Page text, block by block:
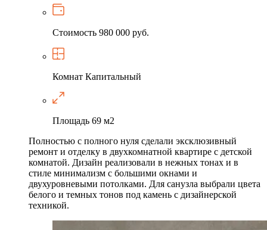
Стоимость 980 000 руб.
Комнат Капитальный
Площадь 69 м2
Полностью с полного нуля сделали эксклюзивный
ремонт и отделку в двухкомнатной квартире с детской
комнатой. Дизайн реализовали в нежных тонах и в
стиле минимализм с большими окнами и
двухуровневыми потолками. Для санузла выбрали цвета
белого и темных тонов под камень с дизайнерской
техникой.